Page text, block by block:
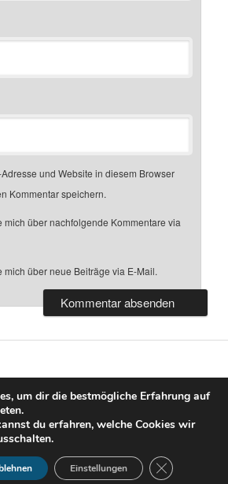
und Website in diesem Browser
Kommentar speichern.
mich über nachfolgende Kommentare via
mich über neue Beiträge via E-Mail.
Stolz präsentiert von WordPress
um dir die bestmögliche Erfahrung auf
du erfahren, welche Cookies wir
Einstellungen GDPR